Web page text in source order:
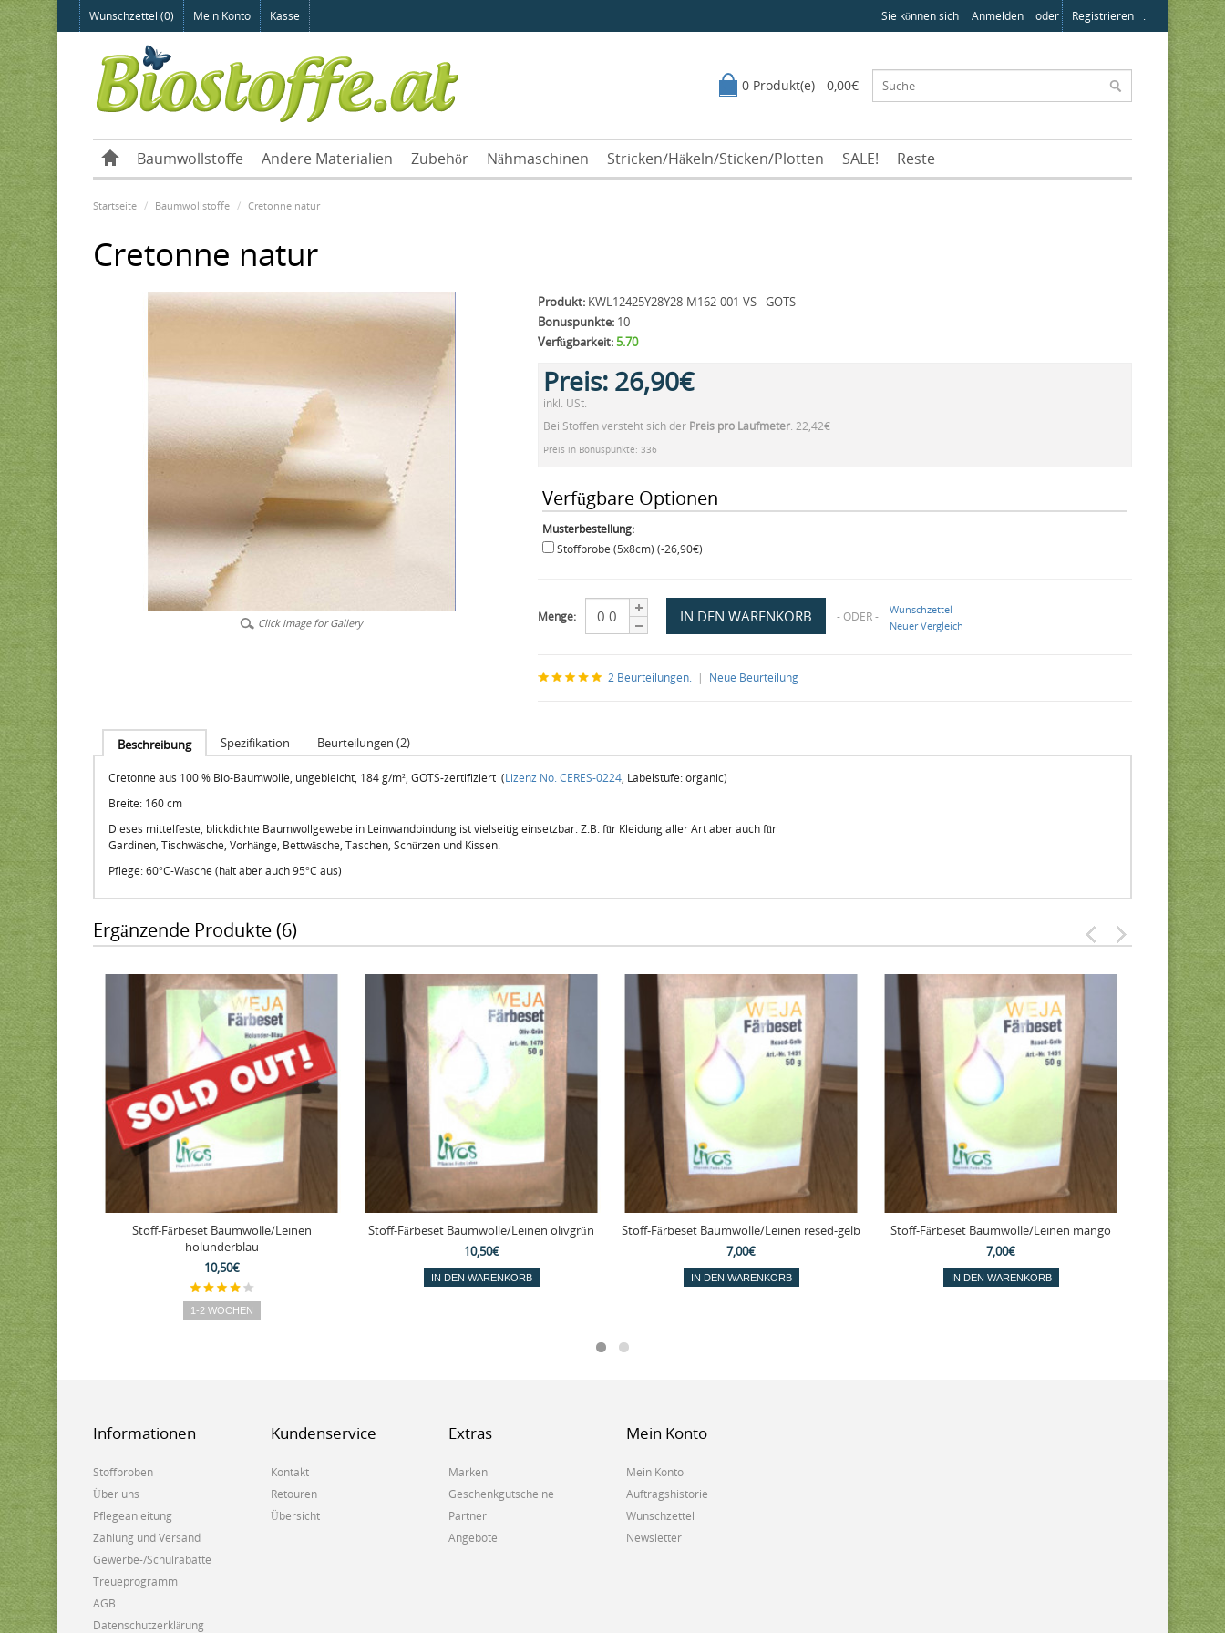
Wunschzettel (0) Mein Konto Kasse Sie können sich Anmelden oder Registrieren .
0 Produkt(e) - 0,00€
Baumwollstoffe Andere Materialien Zubehör Nähmaschinen Stricken/Häkeln/Sticken/Plotten SALE! Reste
Startseite Baumwollstoffe Cretonne natur
Cretonne natur
Click image for Gallery
Produkt:KWL12425Y28Y28-M162-001-VS - GOTS
Bonuspunkte:10
Verfügbarkeit:5.70
Preis: 26,90€
inkl. USt.
Bei Stoffen versteht sich der Preis pro Laufmeter. 22,42€
Preis in Bonuspunkte: 336
Verfügbare Optionen
Musterbestellung:
Stoffprobe (5x8cm) (-26,90€)
Menge: - ODER -
Wunschzettel
Neuer Vergleich
2 Beurteilungen.| Neue Beurteilung
Beschreibung Spezifikation Beurteilungen (2)
Cretonne aus 100 % Bio-Baumwolle, ungebleicht, 184 g/m², GOTS-zertifiziert (Lizenz No. CERES-0224, Labelstufe: organic)
Breite: 160 cm
Dieses mittelfeste, blickdichte Baumwollgewebe in Leinwandbindung ist vielseitig einsetzbar. Z.B. für Kleidung aller Art aber auch für
Gardinen, Tischwäsche, Vorhänge, Bettwäsche, Taschen, Schürzen und Kissen.
Pflege: 60°C-Wäsche (hält aber auch 95°C aus)
Ergänzende Produkte (6)
Stoff-Färbeset Baumwolle/Leinen
holunderblau
10,50€
1-2 WOCHEN
Stoff-Färbeset Baumwolle/Leinen olivgrün
10,50€
IN DEN WARENKORB
Stoff-Färbeset Baumwolle/Leinen resed-gelb
7,00€
IN DEN WARENKORB
Stoff-Färbeset Baumwolle/Leinen mango
7,00€
IN DEN WARENKORB
Stoff-
Informationen
Stoffproben
Über uns
Pflegeanleitung
Zahlung und Versand
Gewerbe-/Schulrabatte
Treueprogramm
AGB
Datenschutzerklärung
Kundenservice
Kontakt
Retouren
Übersicht
Extras
Marken
Geschenkgutscheine
Partner
Angebote
Mein Konto
Mein Konto
Auftragshistorie
Wunschzettel
Newsletter